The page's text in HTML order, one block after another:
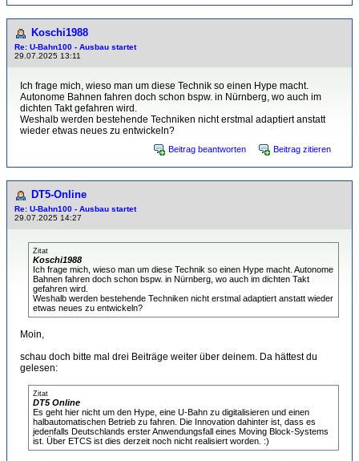
Koschi1988
Re: U-Bahn100 - Ausbau startet
29.07.2025 13:11
Ich frage mich, wieso man um diese Technik so einen Hype macht.
Autonome Bahnen fahren doch schon bspw. in Nürnberg, wo auch im
dichten Takt gefahren wird.
Weshalb werden bestehende Techniken nicht erstmal adaptiert anstatt
wieder etwas neues zu entwickeln?
Beitrag beantworten Beitrag zitieren
DT5-Online
Re: U-Bahn100 - Ausbau startet
29.07.2025 14:27
Zitat
Koschi1988
Ich frage mich, wieso man um diese Technik so einen Hype macht. Autonome
Bahnen fahren doch schon bspw. in Nürnberg, wo auch im dichten Takt
gefahren wird.
Weshalb werden bestehende Techniken nicht erstmal adaptiert anstatt wieder
etwas neues zu entwickeln?
Moin,
schau doch bitte mal drei Beiträge weiter über deinem. Da hättest du
gelesen:
Zitat
DT5 Online
Es geht hier nicht um den Hype, eine U-Bahn zu digitalisieren und einen
halbautomatischen Betrieb zu fahren. Die Innovation dahinter ist, dass es
jedenfalls Deutschlands erster Anwendungsfall eines Moving Block-Systems
ist. Über ETCS ist dies derzeit noch nicht realisiert worden. :)